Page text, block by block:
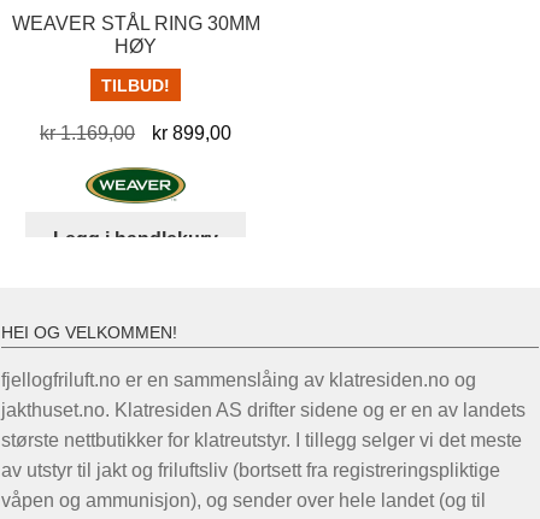
WEAVER STÅL RING 30MM
HØY
TILBUD!
kr1.169,00
Opprinnelig
pris
var:
kr899,00Nåværende
Legg i handlekurv
HEI OG VELKOMMEN!
fjellogfriluft.no er en sammenslåing av klatresiden.no og
jakthuset.no. Klatresiden AS drifter sidene og er en av landets
største nettbutikker for klatreutstyr. I tillegg selger vi det meste
av utstyr til jakt og friluftsliv (bortsett fra registreringspliktige
våpen og ammunisjon), og sender over hele landet (og til